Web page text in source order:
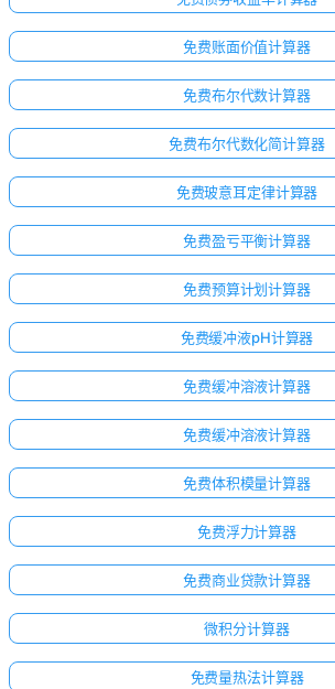
免费账面价值计算器
免费布尔代数计算器
免费布尔代数化简计算器
免费玻意耳定律计算器
免费盈亏平衡计算器
免费预算计划计算器
免费缓冲液pH计算器
免费缓冲溶液计算器
免费缓冲溶液计算器
免费体积模量计算器
免费浮力计算器
免费商业贷款计算器
微积分计算器
免费量热法计算器